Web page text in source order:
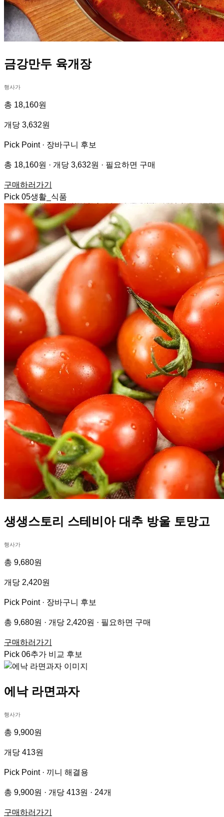
금강만두 육개장
행사가
총 18,160원
개당 3,632원
Pick Point · 장바구니 후보
총 18,160원 · 개당 3,632원 · 필요하면 구매
구매하러가기
Pick 05생활_식품
생생스토리 스테비아 대추 방울 토망고
행사가
총 9,680원
개당 2,420원
Pick Point · 장바구니 후보
총 9,680원 · 개당 2,420원 · 필요하면 구매
구매하러가기
Pick 06추가 비교 후보
에낙 라면과자
행사가
총 9,900원
개당 413원
Pick Point · 끼니 해결용
총 9,900원 · 개당 413원 · 24개
구매하러가기